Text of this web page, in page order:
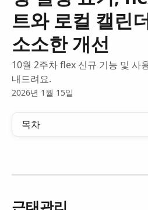
트와 로컬 캘린
소소한 개선
10월 2주차 flex 신규 기능 및 사
내드려요.
2026년 1월 15일
목차